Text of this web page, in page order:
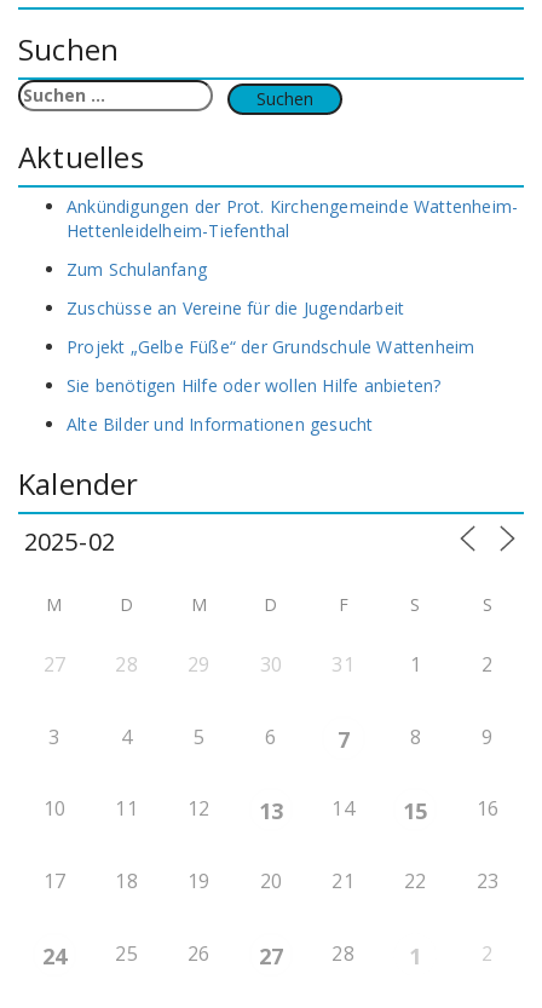
Suchen
Suchen
nach:
Aktuelles
Ankündigungen der Prot. Kirchengemeinde Wattenheim-
Hettenleidelheim-Tiefenthal
Zum Schulanfang
Zuschüsse an Vereine für die Jugendarbeit
Projekt „Gelbe Füße“ der Grundschule Wattenheim
Sie benötigen Hilfe oder wollen Hilfe anbieten?
Alte Bilder und Informationen gesucht
Kalender
M D M D F S S
27 28 29 30 31 1 2
3 4 5 6 7 8 9
10 11 12 13 14 15 16
17 18 19 20 21 22 23
24 25 26 27 28 1 2